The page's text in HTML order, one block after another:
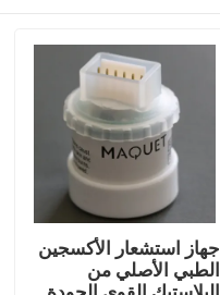
جهاز استشعار الأكسجين
الطبي الأصلي من